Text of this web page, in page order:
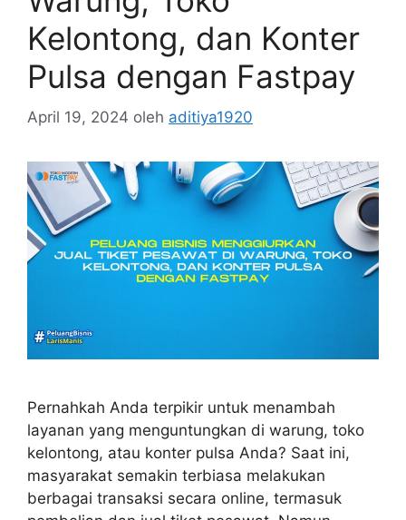
Kelontong, dan Konter
Pulsa dengan Fastpay
April 19, 2024 oleh aditiya1920
Pernahkah Anda terpikir untuk menambah
layanan yang menguntungkan di warung, toko
kelontong, atau konter pulsa Anda? Saat ini,
masyarakat semakin terbiasa melakukan
berbagai transaksi secara online, termasuk